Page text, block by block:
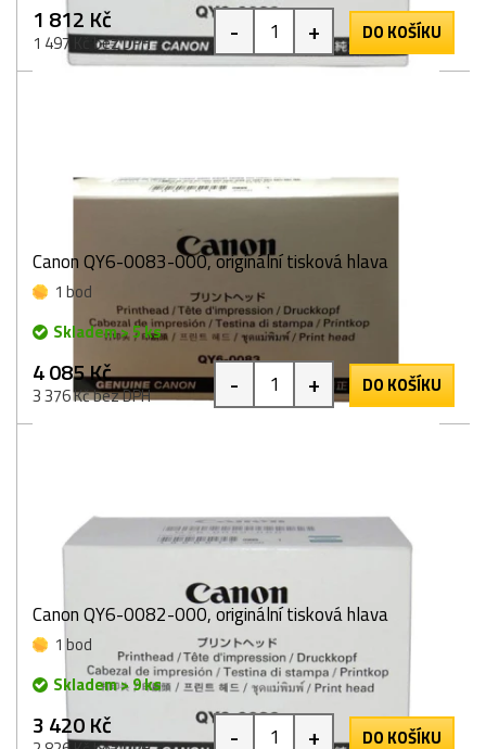
1 812 Kč
1 497 Kč bez DPH - + DO KOŠÍKU
Canon QY6-0083-000, originální tisková hlava
1 bod
Skladem > 5 ks
4 085 Kč
3 376 Kč bez DPH - + DO KOŠÍKU
Canon QY6-0082-000, originální tisková hlava
1 bod
Skladem > 9 ks
3 420 Kč - + DO KOŠÍKU